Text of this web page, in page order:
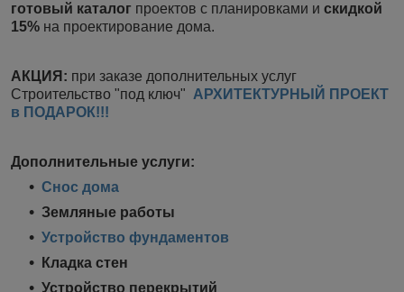
готовый каталог проектов с планировками и скидкой
15% на проектирование дома.
АКЦИЯ: при заказе дополнительных услуг
Строительство "под ключ" АРХИТЕКТУРНЫЙ ПРОЕКТ
в ПОДАРОК!!!
Дополнительные услуги:
Снос дома
Земляные работы
Устройство фундаментов
Кладка стен
Устройство перекрытий